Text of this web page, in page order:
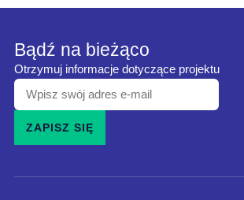
Bądź na bieżąco
Otrzymuj informacje dotyczące projektu
Wpisz
swój
adres
mail
ZAPISZ SIĘ